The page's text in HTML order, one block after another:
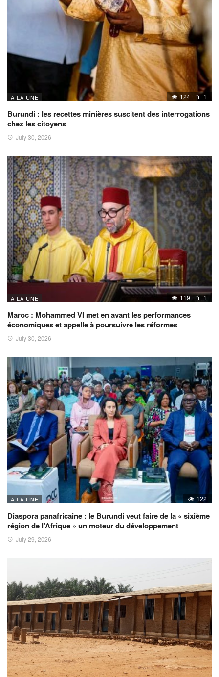
A LA UNE 124 1
Burundi : les recettes minières suscitent des interrogations
chez les citoyens
July 30, 2026
A LA UNE 119 1
Maroc : Mohammed VI met en avant les performances
économiques et appelle à poursuivre les réformes
July 30, 2026
A LA UNE 122
Diaspora panafricaine : le Burundi veut faire de la « sixième
région de l’Afrique » un moteur du développement
July 29, 2026